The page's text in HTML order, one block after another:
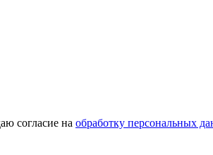
согласие на обработку персональных